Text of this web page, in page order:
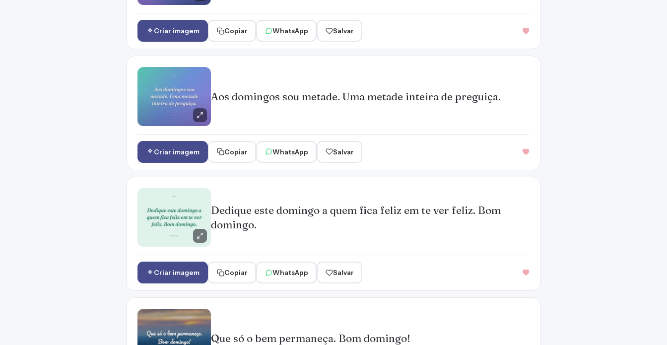
Criar imagem Copiar WhatsApp Salvar
Aos domingos sou metade. Uma metade inteira de preguiça.
Criar imagem Copiar WhatsApp Salvar
Dedique este domingo a quem fica feliz em te ver feliz. Bom
domingo.
Criar imagem Copiar WhatsApp Salvar
Que só o bem permaneça. Bom domingo!